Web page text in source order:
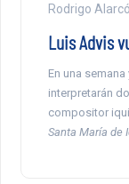
Rodrigo
Luis Advis
En una
interpretarán
compositor
Santa María de